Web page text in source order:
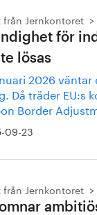
från Jernkontoret
för
lösas
2026
Då träder EU:s
Border
09-23
från Jernkontoret